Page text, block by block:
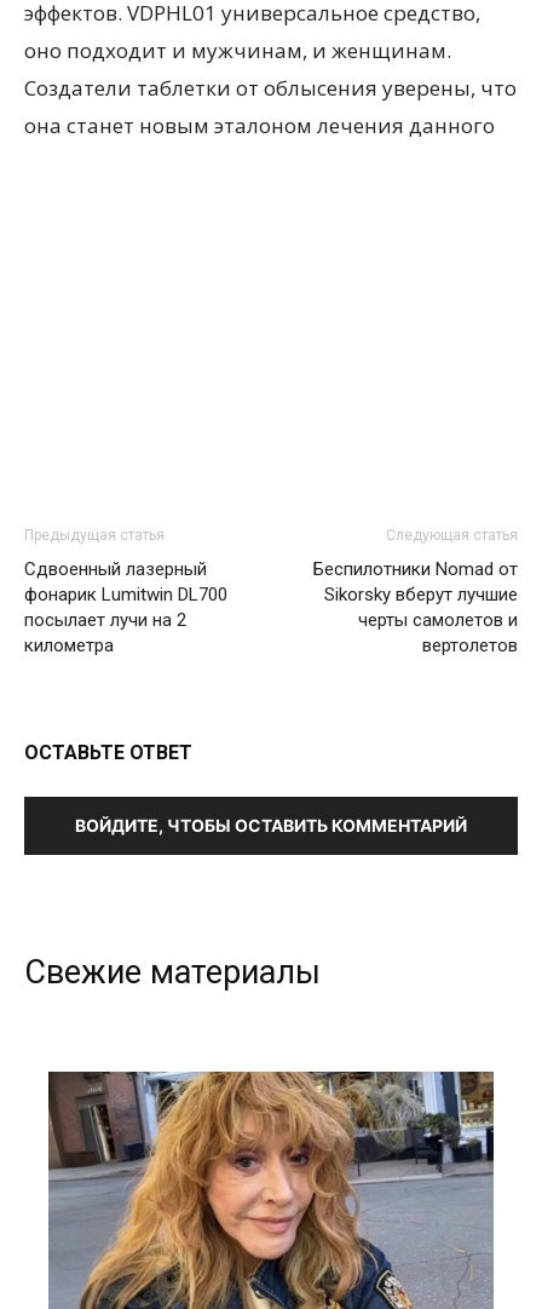
эффектов. VDPHL01 универсальное средство,
оно подходит и мужчинам, и женщинам.
Создатели таблетки от облысения уверены, что
она станет новым эталоном лечения данного
Предыдущая статья
Сдвоенный лазерный
фонарик Lumitwin DL700
посылает лучи на 2
километра
Следующая статья
Беспилотники Nomad от
Sikorsky вберут лучшие
черты самолетов и
вертолетов
ОСТАВЬТЕ ОТВЕТ
ВОЙДИТЕ, ЧТОБЫ ОСТАВИТЬ КОММЕНТАРИЙ
Свежие материалы